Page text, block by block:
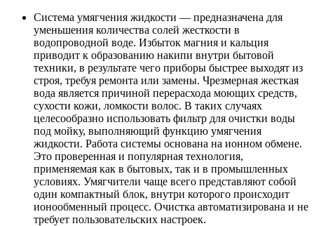
Система умягчения жидкости — предназначена для
уменьшения количества солей жесткости в
водопроводной воде. Избыток магния и кальция
приводит к образованию накипи внутри бытовой
техники, в результате чего приборы быстрее выходят из
строя, требуя ремонта или замены. Чрезмерная жесткая
вода является причиной перерасхода моющих средств,
сухости кожи, ломкости волос. В таких случаях
целесообразно использовать фильтр для очистки воды
под мойку, выполняющий функцию умягчения
жидкости. Работа системы основана на ионном обмене.
Это проверенная и популярная технология,
применяемая как в бытовых, так и в промышленных
условиях. Умягчители чаще всего представляют собой
один компактный блок, внутри которого происходит
ионообменный процесс. Очистка автоматизирована и не
требует пользовательских настроек.